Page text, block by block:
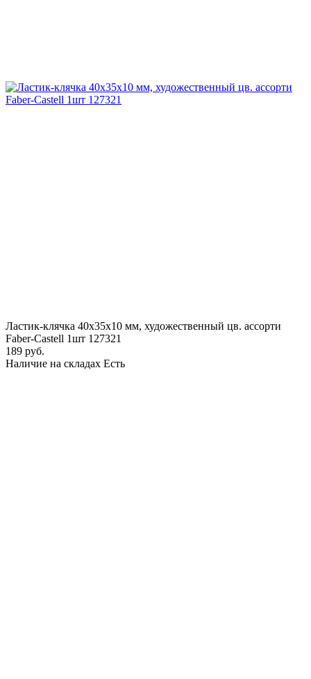
Ластик-клячка 40х35х10 мм, художественный цв. ассорти
Faber-Castell 1шт 127321
189 руб.
Наличие на складах Есть